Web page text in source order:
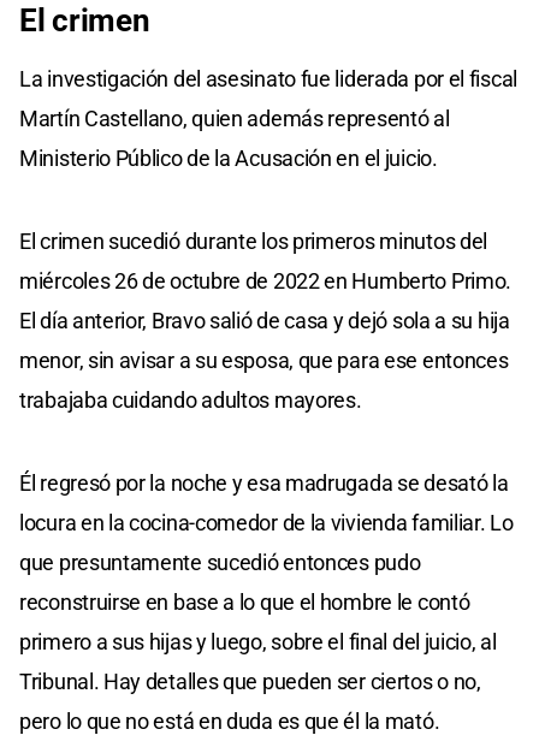
El crimen
La investigación del asesinato fue liderada por el fiscal
Martín Castellano, quien además representó al
Ministerio Público de la Acusación en el juicio.
El crimen sucedió durante los primeros minutos del
miércoles 26 de octubre de 2022 en Humberto Primo.
El día anterior, Bravo salió de casa y dejó sola a su hija
menor, sin avisar a su esposa, que para ese entonces
trabajaba cuidando adultos mayores.
Él regresó por la noche y esa madrugada se desató la
locura en la cocina-comedor de la vivienda familiar. Lo
que presuntamente sucedió entonces pudo
reconstruirse en base a lo que el hombre le contó
primero a sus hijas y luego, sobre el final del juicio, al
Tribunal. Hay detalles que pueden ser ciertos o no,
pero lo que no está en duda es que él la mató.